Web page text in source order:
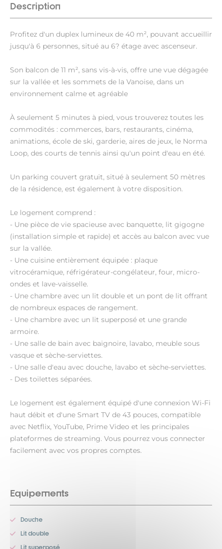
Description
Profitez d'un duplex lumineux de 40 m², pouvant accueillir
jusqu'à 6 personnes, situé au 6? étage avec ascenseur.
Son balcon de 11 m², sans vis-à-vis, offre une vue dégagée
sur la vallée et les sommets de la Vanoise, dans un
environnement calme et agréable
À seulement 5 minutes à pied, vous trouverez toutes les
commodités : commerces, bars, restaurants, cinéma,
animations, école de ski, garderie, aires de jeux, le Norma
Loop, des courts de tennis ainsi qu'un point d'eau en été.
Un parking couvert gratuit, situé à seulement 50 mètres
de la résidence, est également à votre disposition.
Le logement comprend :
- Une pièce de vie spacieuse avec banquette, lit gigogne
(installation simple et rapide) et accès au balcon avec vue
sur la vallée.
- Une cuisine entièrement équipée : plaque
vitrocéramique, réfrigérateur-congélateur, four, micro-
ondes et lave-vaisselle.
- Une chambre avec un lit double et un pont de lit offrant
de nombreux espaces de rangement.
- Une chambre avec un lit superposé et une grande
armoire.
- Une salle de bain avec baignoire, lavabo, meuble sous
vasque et sèche-serviettes.
- Une salle d'eau avec douche, lavabo et sèche-serviettes.
- Des toilettes séparées.
Le logement est également équipé d'une connexion Wi-Fi
haut débit et d'une Smart TV de 43 pouces, compatible
avec Netflix, YouTube, Prime Video et les principales
plateformes de streaming. Vous pourrez vous connecter
facilement avec vos propres comptes.
Equipements
Douche
Lit double
Lit superposé